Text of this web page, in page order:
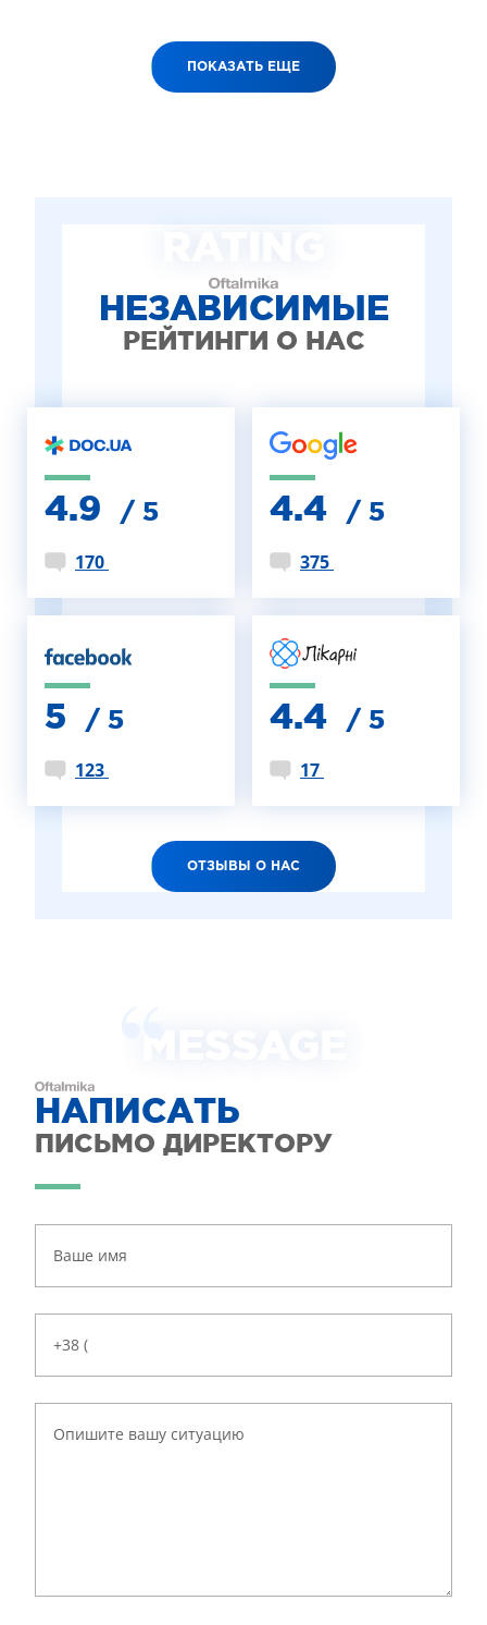
ПОКАЗАТЬ ЕЩЕ
НЕЗАВИСИМЫЕ
РЕЙТИНГИ О НАС
4.9 / 5
170
4.4 / 5
375
5 / 5
123
4.4 / 5
17
ОТЗЫВЫ О НАС
НАПИСАТЬ
ПИСЬМО ДИРЕКТОРУ